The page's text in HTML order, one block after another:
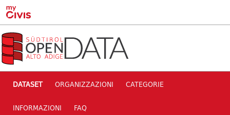
Skip to main content
DATASET ORGANIZZAZIONI CATEGORIE
INFORMAZIONI FAQ